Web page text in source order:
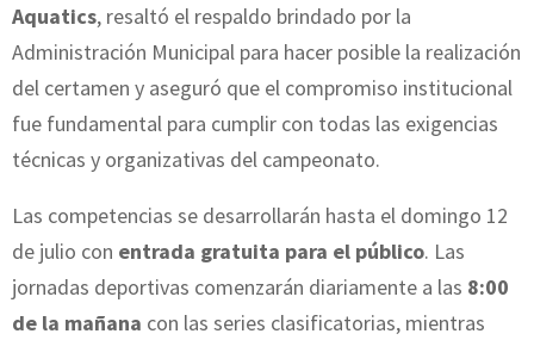
Aquatics, resaltó el respaldo brindado por la
Administración Municipal para hacer posible la realización
del certamen y aseguró que el compromiso institucional
fue fundamental para cumplir con todas las exigencias
técnicas y organizativas del campeonato.
Las competencias se desarrollarán hasta el domingo 12
de julio con entrada gratuita para el público. Las
jornadas deportivas comenzarán diariamente a las 8:00
de la mañana con las series clasificatorias, mientras